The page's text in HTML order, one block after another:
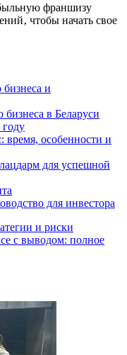
франшизу
чтобы начать свое
и
в Беларуси
время, особенности и
для успешной
для инвестора
и риски
с выводом: полное